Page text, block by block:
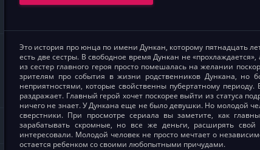
Это история про юнца по имени Дункан, которому пятнадцать
есть две сестры. В свободное время Дункан не
из сестер главного героя просто помешалась на желании
зрителям про события в жизни родственников Дункана, но
неприятностями, которые свойственны пубертатному
раздражает. Главный герой хочет поскорее выйти из статуса
ничего не знает. У Дункана еще не было девушки. Но молодой
сверстники. При просмотре сериала вы заметите, как
зарабатывать скромные, но все же деньги, расширять
интересовали. Молодой человек не просто мечтает о
остается ребенком со своими любопытными причудами.